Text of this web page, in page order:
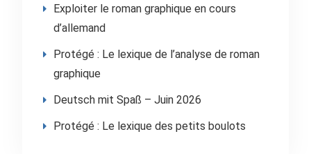
Exploiter le roman graphique en cours
d’allemand
Protégé : Le lexique de l’analyse de roman
graphique
Deutsch mit Spaß – Juin 2026
Protégé : Le lexique des petits boulots